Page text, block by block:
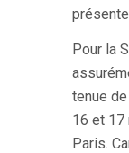
Pour la
tenue
16 et 17
Paris.